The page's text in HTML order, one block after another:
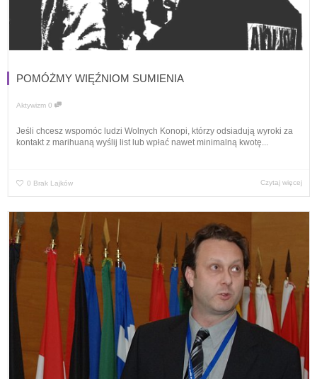
POMÓŻMY WIĘŹNIOM SUMIENIA
Aktywizm 0
Jeśli chcesz wspomóc ludzi Wolnych Konopi, którzy odsiadują wyroki za
kontakt z marihuaną wyślij list lub wpłać nawet minimalną kwotę...
0 Brak Lajków Czytaj więcej